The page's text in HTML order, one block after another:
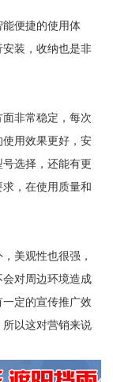
便捷的使用体
装，收纳也是非
非常稳定，每次
用效果更好，安
选择，还能有更
，在使用质量和
美观性也很强，
对周边环境造成
定的宣传推广效
以这对营销来说